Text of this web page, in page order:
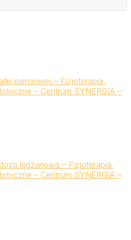
piersiowej – Fizjoterapia,
– Centrum SYNERGIA –
lędźwiowa – Fizjoterapia,
– Centrum SYNERGIA –